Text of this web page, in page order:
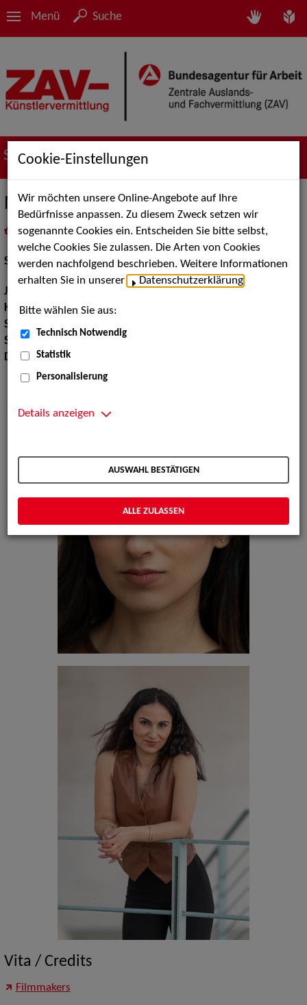
Menü Suche
Suche nach Künstler*innen
Nurzişan Yilmaz
als PDF speichern
inMeine Merklistelegen
Schauspiel:Film und TV
Jahrgang:
Körpergröße:159 cm
Sport:
Sprachen:
Englisch, Deutsch, Spanisch, Türkisch
Dialekte:Hochdeutsch
Vita / Credits
Filmmakers
Cookie-Einstellungen
Wir möchten unsere Online-Angebote auf Ihre
Bedürfnisse anpassen. Zu diesem Zweck setzen wir
sogenannte Cookies ein. Entscheiden Sie bitte selbst,
welche Cookies Sie zulassen. Die Arten von Cookies
werden nachfolgend beschrieben. Weitere Informationen
erhalten Sie in unserer
Datenschutzerklärung
Bitte wählen Sie aus:
Technisch Notwendig
Statistik
Personalisierung
Details anzeigen
AUSWAHL BESTÄTIGEN
ALLE ZULASSEN